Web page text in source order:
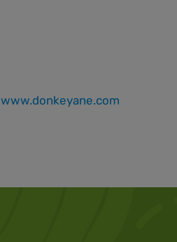
www.donkeyane.com